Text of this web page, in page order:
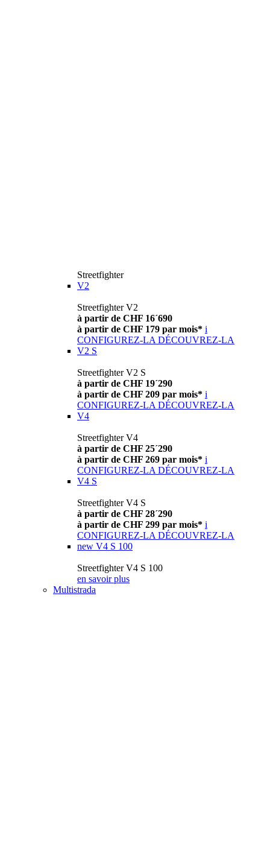
Streetfighter
V2
Streetfighter V2
à partir de CHF 16´690
à partir de CHF 179 par mois* i
CONFIGUREZ-LA DÉCOUVREZ-LA
V2 S
Streetfighter V2 S
à partir de CHF 19´290
à partir de CHF 209 par mois* i
CONFIGUREZ-LA DÉCOUVREZ-LA
V4
Streetfighter V4
à partir de CHF 25´290
à partir de CHF 269 par mois* i
CONFIGUREZ-LA DÉCOUVREZ-LA
V4 S
Streetfighter V4 S
à partir de CHF 28´290
à partir de CHF 299 par mois* i
CONFIGUREZ-LA DÉCOUVREZ-LA
new V4 S 100
Streetfighter V4 S 100
en savoir plus
Multistrada